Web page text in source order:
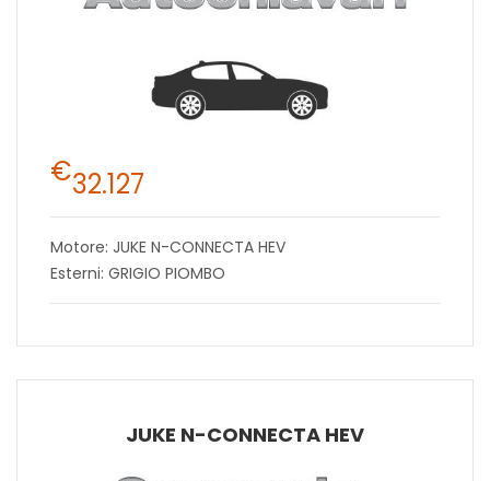
€32.127
Motore: JUKE N-CONNECTA HEV
Esterni: GRIGIO PIOMBO
JUKE N-CONNECTA HEV